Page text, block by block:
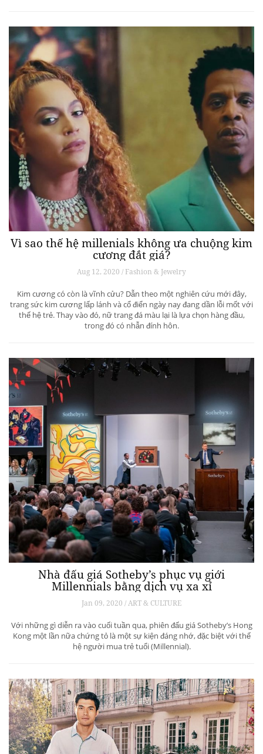
Vì sao thế hệ millenials không ưa chuộng kim
cương đắt giá?
Aug 12, 2020 / Fashion & Jewelry
Kim cương có còn là vĩnh cửu? Dẫn theo một nghiên cứu mới đây,
trang sức kim cương lấp lánh và cổ điển ngày nay đang dần lỗi mốt với
thế hệ trẻ. Thay vào đó, nữ trang đá màu lại là lựa chọn hàng đầu,
trong đó có nhẫn đính hôn.
Nhà đấu giá Sotheby’s phục vụ giới
Millennials bằng dịch vụ xa xỉ
Jan 09, 2020 / ART & CULTURE
Với những gì diễn ra vào cuối tuần qua, phiên đấu giá Sotheby’s Hong
Kong một lần nữa chứng tỏ là một sự kiện đáng nhớ, đặc biệt với thế
hệ người mua trẻ tuổi (Millennial).